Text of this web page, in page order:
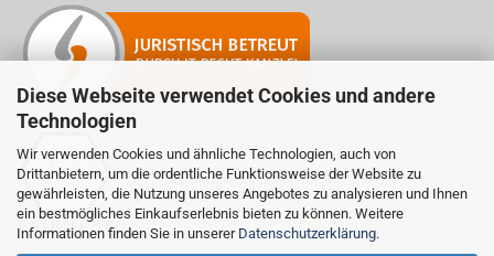
Diese Webseite verwendet Cookies und andere
Technologien
Wir verwenden Cookies und ähnliche Technologien, auch von
Drittanbietern, um die ordentliche Funktionsweise der Website zu
gewährleisten, die Nutzung unseres Angebotes zu analysieren und Ihnen
ein bestmögliches Einkaufserlebnis bieten zu können. Weitere
Informationen finden Sie in unserer Datenschutzerklärung.
Mitglied der Initiative "Fairness im Handel".
Informationen zur Initiative:
https://www.fairness-im-handel.de